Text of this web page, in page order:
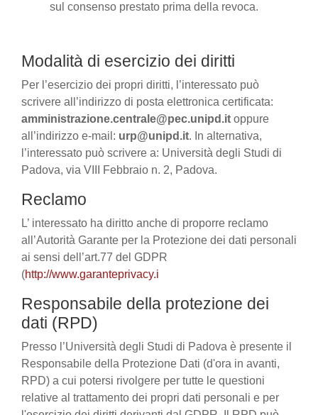
sul consenso prestato prima della revoca.
Modalità di esercizio dei diritti
Per l’esercizio dei propri diritti, l’interessato può
scrivere all’indirizzo di posta elettronica certificata:
amministrazione.centrale@pec.unipd.it oppure
all’indirizzo e-mail: urp@unipd.it. In alternativa,
l’interessato può scrivere a: Università degli Studi di
Padova, via VIII Febbraio n. 2, Padova.
Reclamo
L’ interessato ha diritto anche di proporre reclamo
all’Autorità Garante per la Protezione dei dati personali
ai sensi dell’art.77 del GDPR
(http://www.garanteprivacy.i
Responsabile della protezione dei
dati (RPD)
Presso l’Università degli Studi di Padova è presente il
Responsabile della Protezione Dati (d'ora in avanti,
RPD) a cui potersi rivolgere per tutte le questioni
relative al trattamento dei propri dati personali e per